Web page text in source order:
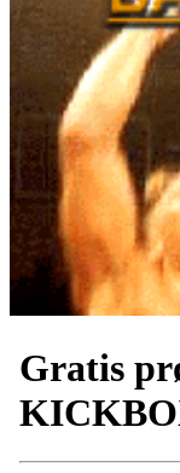
Gratis